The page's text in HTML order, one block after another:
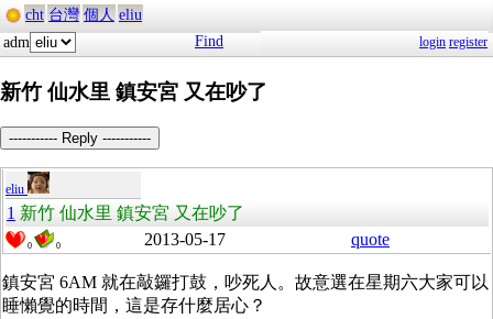
cht 台灣 個人 eliu
adm
Find login register
新竹 仙水里 鎮安宮 又在吵了
----------- Reply -----------
eliu
1 新竹 仙水里 鎮安宮 又在吵了
0 0 2013-05-17 quote
鎮安宮 6AM 就在敲鑼打鼓，吵死人。故意選在星期六大家可以
睡懶覺的時間，這是存什麼居心？